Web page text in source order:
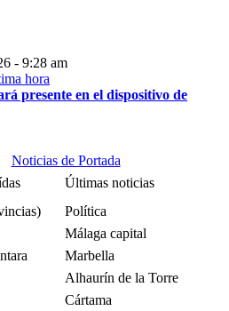
- 9:28 am
presente en el dispositivo de
Noticias de Portada
Últimas noticias
Política
Málaga capital
Marbella
Alhaurín de la Torre
Cártama